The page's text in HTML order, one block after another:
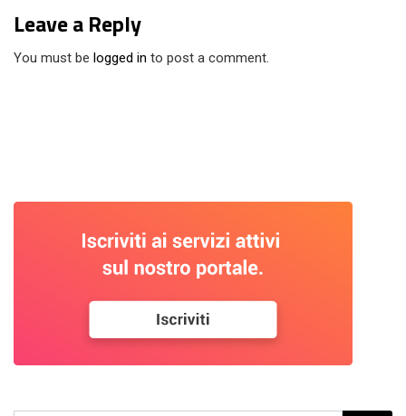
Leave a Reply
You must be logged in to post a comment.